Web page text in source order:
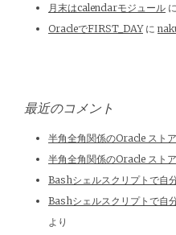
月末はcalendarモジュール に
OracleでFIRST_DAYに
最近のコメント
半角全角関係のOracle スト
半角全角関係のOracle スト
Bashシェルスクリプトで自
Bashシェルスクリプトで自
より